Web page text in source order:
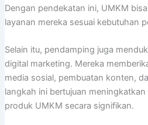
Dengan pendekatan ini, UMKM
layanan mereka sesuai kebutuhan
Selain itu, pendamping juga
digital marketing. Mereka
media sosial, pembuatan konten,
langkah ini bertujuan
produk UMKM secara signifikan.